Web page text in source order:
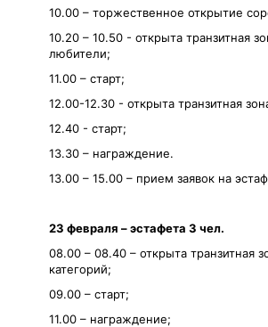
10.00 – торжественное открытие
10.20 – 10.50 - открыта транзитная
любители;
11.00 – старт;
12.00-12.30 - открыта транзитная
12.40 - старт;
13.30 – награждение.
13.00 – 15.00 – прием заявок на
23 февраля – эстафета 3 чел.
08.00 – 08.40 – открыта транзитная
категорий;
09.00 – старт;
11.00 – награждение;